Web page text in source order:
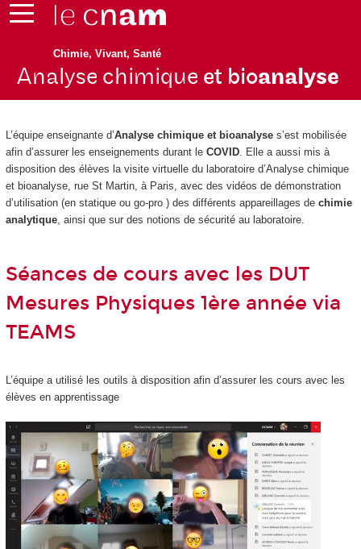
Chimie, Vivant, Santé
Analyse chimique et bioanalyse
L’équipe enseignante d’Analyse chimique et bioanalyse s’est mobilisée
afin d’assurer les enseignements durant le COVID. Elle a aussi mis à
disposition des élèves la visite virtuelle du laboratoire d’Analyse chimique
et bioanalyse, rue St Martin, à Paris, avec des vidéos de démonstration
d’utilisation (en statique ou go-pro ) des différents appareillages de chimie
analytique, ainsi que sur des notions de sécurité au laboratoire.
Séances de cours avec les DUT
Mesures Physiques 1ère année via
TEAMS
L’équipe a utilisé les outils à disposition afin d’assurer les cours avec les
élèves en apprentissage